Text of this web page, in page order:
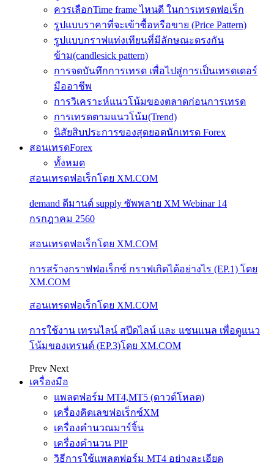
ควรเลือกTime frame ไหนดี ในการเทรดฟอเร็ก
รูปแบบราคาที่จะเข้าซื้อหรือขาย (Price Pattern)
รูปแบบกราฟแท่งเทียนที่มีลักษณะตรงกัน
ข้าม(candlesick pattern)
การจดบันทึกการเทรด เพื่อไปสู่การเป็นเทรดเดอร์
มืออาชีพ
การวิเคราะห์แนวโน้มของตลาดก่อนการเทรด
การเทรดตามแนวโน้ม(Trend)
นิสัยสิบประการของสุดยอดนักเทรด Forex
สอนเทรดForex
ทั้งหมด
สอนเทรดฟอเร็กโดย XM.COM
demand ดีมานด์ supply ซัพพลาย XM Webinar 14
กรกฎาคม 2560
สอนเทรดฟอเร็กโดย XM.COM
การสร้างกราฟฟอเร็กซ์ กราฟเกิดได้อย่างไร (EP.1) โดย
XM.COM
สอนเทรดฟอเร็กโดย XM.COM
การใช้งาน เทรนไลน์ สปีดไลน์ และ แชนแนล เพื่อดูแนว
โน้มของเทรนด์ (EP.3)โดย XM.COM
Prev Next
เครื่องมือ
แพลตฟอร์ม MT4,MT5 (ดาวด์โหลด)
เครื่องคิดเลขฟอเร็กซ์XM
เครื่องคำนวณมาร์จิ้น
เครื่องคำนวน PIP
วิธีการใช้แพลตฟอร์ม MT4 อย่างละเอียด